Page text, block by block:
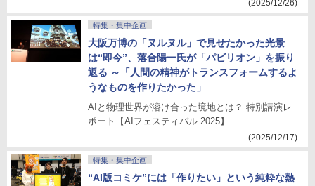
(2025/12/26)
特集・集中企画
大阪万博の「ヌルヌル」で見せたかった光景
は“即今”、落合陽一氏が「パビリオン」を振り
返る ～「人間の精神がトランスフォームするよ
うなものを作りたかった」
AIと物理世界が溶け合った境地とは？ 特別講演レ
ポート【AIフェスティバル 2025】
(2025/12/17)
特集・集中企画
“AI版コミケ”には「作りたい」という純粋な熱